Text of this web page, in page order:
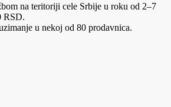
na teritoriji cele Srbije u roku od 2–7
RSD.
u nekoj od 80 prodavnica.